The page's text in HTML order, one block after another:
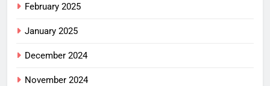
February 2025
January 2025
December 2024
November 2024